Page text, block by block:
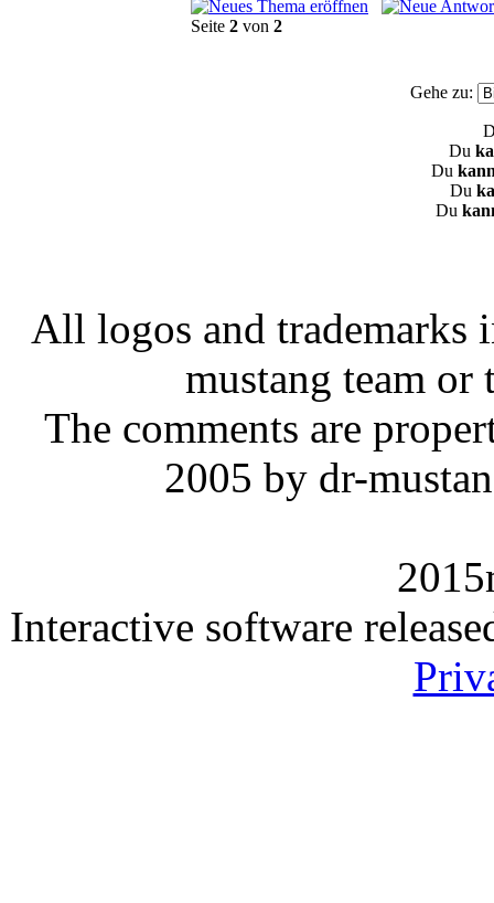
Seite 2 von 2
Gehe zu:
Du
Du
Du
Du
All logos and trademarks
mustang team or
The comments are
2005 by dr-
Interactive software